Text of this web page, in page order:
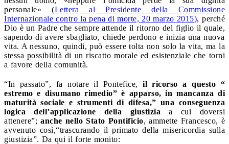
personale» (Lettera al Presidente della Commissione
Internazionale contro la pena di morte, 20 marzo 2015), perché
Dio è un Padre che sempre attende il ritorno del figlio il quale,
sapendo di avere sbagliato, chiede perdono e inizia una nuova
vita. A nessuno, quindi, può essere tolta non solo la vita, ma la
stessa possibilità di un riscatto morale ed esistenziale che torni
a favore della comunità.
“In passato”, fa notare il Pontefice,
il ricorso a questo “
estremo e disumano rimedio” è apparso, in mancanza di
maturità sociale e strumenti di difesa,” una conseguenza
logica dell’applicazione della giustizia a cui doversi
attenere”; anche nello Stato Pontificio, ammette Francesco, è
avvenuto così,“trascurando il primato della misericordia sulla
giustizia”. Da qui il forte monito: